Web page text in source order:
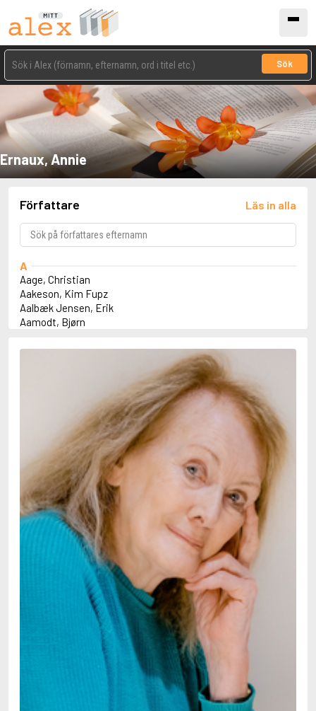
Sök
Ernaux, Annie
Författare Läs in alla
A
Aage, Christian
Aakeson, Kim Fupz
Aalbæk Jensen, Erik
Aamodt, Bjørn
Abbey, Kieran
Abdel-Fattah, Randa
Abdolah, Kader
Abé, Kobo
Abedi, Isabel
Abele, Inga
Abgarjan, Narine
Abish, Walter
Aboulela, Leila
Abrahams, Peter (f. 1919)
Abrahams, Peter (f. 1947)
Abrahamson, Emmy
Abu-Jaber, Diana
Abulhawa, Susan
Achmatova, Anna
Acker, Kathy